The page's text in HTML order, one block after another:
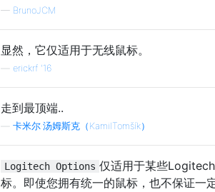
— BrunoJCM
显然，它仅适用于无线鼠标。
erickrf '16
走到最顶端..
卡米尔·汤姆斯克（KamilTomšík）
Logitech Options 仅适用于某些
标。即使您拥有统一的鼠标，也不保证一